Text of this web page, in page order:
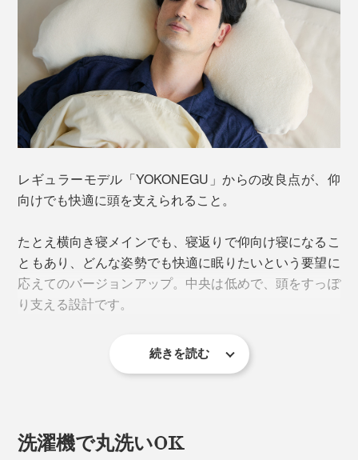
横向きで寝ると、このくぼみに肩と腕がスポッとフィッ
ト。下の体圧測定データでも分かる通り、肩と腕への体
圧が軽減されています。
普段低めの枕を使っている人は、『YOKONEGU
Premium』はちょっと高めだと感じると思いますが、こ
レギュラーモデル「YOKONEGU」からの改良点が、仰
向けでも快適に頭を支えられること。
たとえ横向き寝メインでも、寝返りで仰向け寝になるこ
ともあり、どんな姿勢でも快適に眠りたいという要望に
応えてのバージョンアップ。中央は低めで、頭をすっぽ
り支える設計です。
続きを読む
洗濯機で丸洗いOK